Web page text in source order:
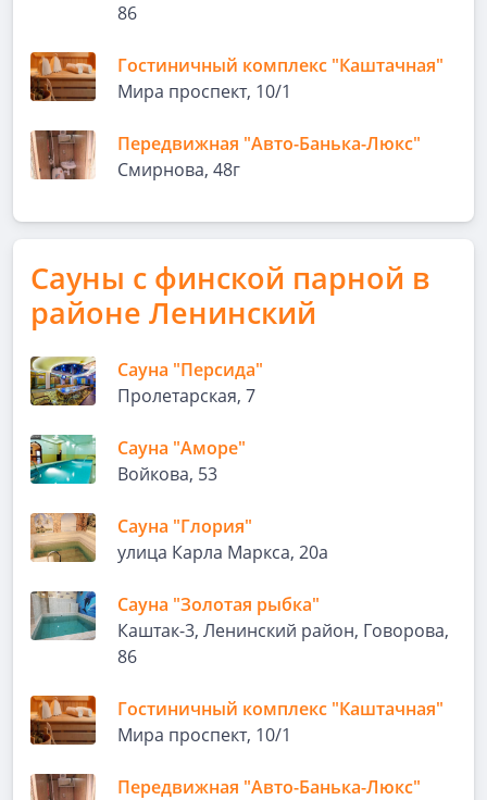
86
Гостиничный комплекс "Каштачная"
Мира проспект, 10/1
Передвижная "Авто-Банька-Люкс"
Смирнова, 48г
Сауны с финской парной в
районе Ленинский
Сауна "Персида"
Пролетарская, 7
Сауна "Аморе"
Войкова, 53
Сауна "Глория"
улица Карла Маркса, 20а
Сауна "Золотая рыбка"
Каштак-3, Ленинский район, Говорова,
86
Гостиничный комплекс "Каштачная"
Мира проспект, 10/1
Передвижная "Авто-Банька-Люкс"